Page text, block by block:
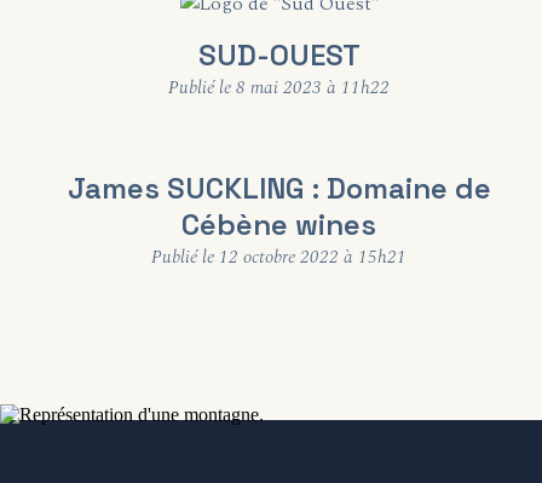
SUD-OUEST
Publié le 8 mai 2023 à 11h22
James SUCKLING : Domaine de
Cébène wines
Publié le 12 octobre 2022 à 15h21